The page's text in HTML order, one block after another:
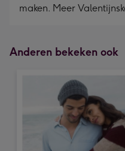
maken. Meer
Anderen bekeken ook